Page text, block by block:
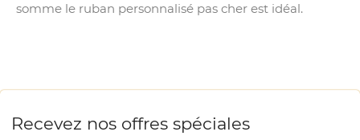
somme le ruban personnalisé pas cher est idéal.
Recevez nos offres spéciales